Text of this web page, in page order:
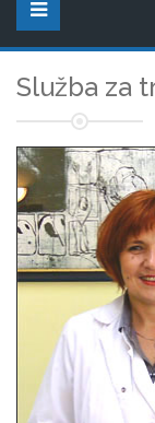
Služba za